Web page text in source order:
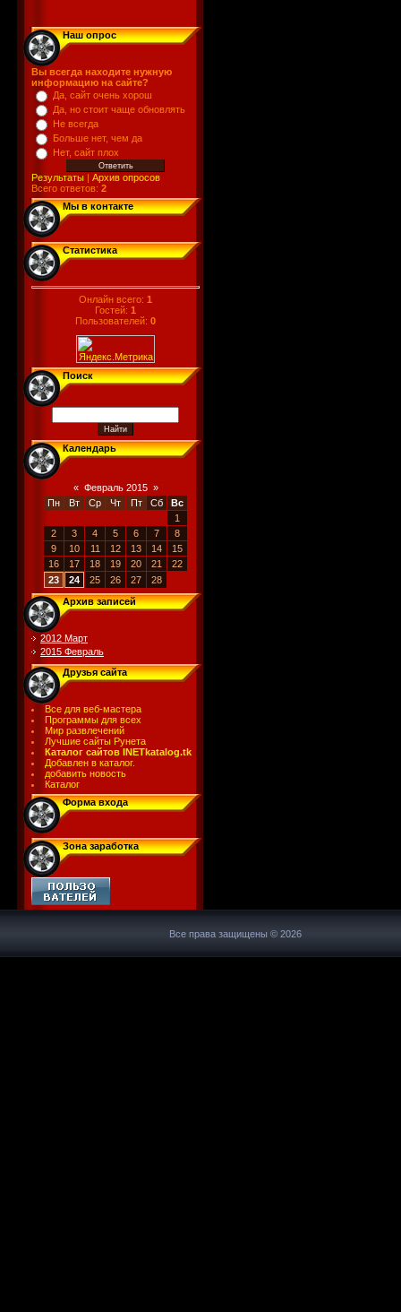
Наш опрос
Вы всегда находите нужную
информацию на сайте?
Да, сайт очень хорош
Да, но стоит чаще обновлять
Не всегда
Больше нет, чем да
Нет, сайт плох
Результаты | Архив опросов
Всего ответов: 2
Мы в контакте
Статистика
Онлайн всего: 1
Гостей: 1
Пользователей: 0
Поиск
Календарь
« Февраль 2015 »
Пн
Вт Ср Чт Пт Сб
Вс
1
2
3 4 5 6 7
8
9
10 11 12 13 14
15
16
17 18 19 20 21
22
23
24 25 26 27
28
Архив записей
2012 Март
2015 Февраль
Друзья сайта
Все для веб-мастера
Программы для всех
Мир развлечений
Лучшие сайты Рунета
Каталог сайтов INETkatalog.tk
Добавлен в каталог.
добавить новость
Каталог
Форма входа
Зона заработка
Все права защищены © 2026